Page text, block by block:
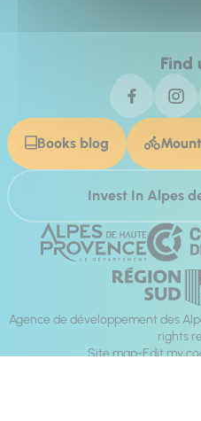
Find
Books blog
Invest In Alpes
Agence de développement des
rights
Site map Edit my